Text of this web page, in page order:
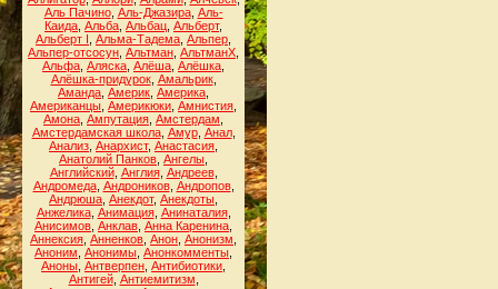
Аль Пачино, Аль-Джазира, Аль-
Каида Альба Альбац Альберт,
Альберт I Альма-Тадема Альпер
Альпер-отсосун Альтман АльтманХ
Альфа Аляска Алёша Алёшка
Алёшка-придурок, Амальрик,
Аманда Америк Америка
Американцы Америкюки Амнистия
Амона Ампутация Амстердам
Амстердамская школа, Амур, Анал,
Анализ Анархист, Анастасия
Анатолий Панков Ангелы
Английский, Англия, Андреев,
Андромеда, Андроников, Андропов,
Андрюша Анекдот, Анекдоты
Анжелика, Анимация, Анинаталия,
Анисимов Анклав Анна Каренина
Аннексия Анненков Анон Анонизм
Аноним Анонимы Анонкомменты
Аноны Антверпен Антибиотики
Антигей, Антиемитизм